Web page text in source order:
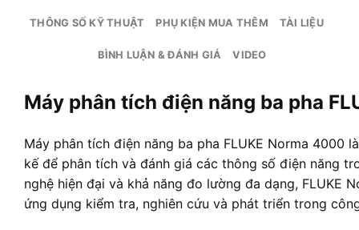
THÔNG SỐ KỸ THUẬT PHỤ KIỆN MUA THÊM TÀI LIỆU
BÌNH LUẬN & ĐÁNH GIÁ VIDEO
Máy phân tích điện năng ba pha
Máy phân tích điện năng ba pha FLUKE Norma 4000
kế để phân tích và đánh giá các thông số điện năng
nghệ hiện đại và khả năng đo lường đa dạng, FLUKE
ứng dụng kiểm tra, nghiên cứu và phát triển trong